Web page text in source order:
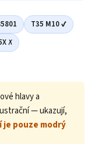
T35 M10 ✔
✗
hlavy a
— ukazují,
je pouze modrý